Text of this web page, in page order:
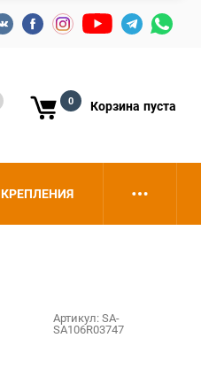
0 Корзина пуста
КРЕПЛЕНИЯ
Артикул:SA-
SA106R03747